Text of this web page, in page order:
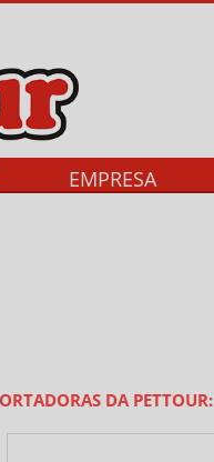
EMPRESA
DA PETTOUR: